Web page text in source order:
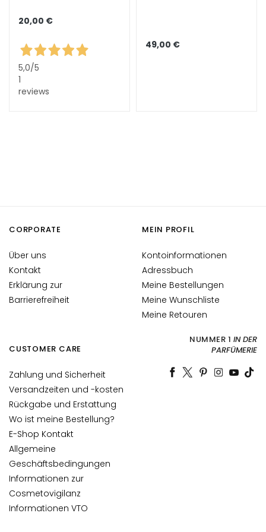
c
e
A
n
t
s
c
h
t
s
e
g
F
e
u
c
h
t
g
k
20,00 €
5,0/5
1
reviews
49,00 €
CORPORATE
Über uns
Kontakt
Erklärung zur
Barrierefreiheit
CUSTOMER CARE
Zahlung und Sicherheit
Versandzeiten und -kosten
Rückgabe und Erstattung
Wo ist meine Bestellung?
E-Shop Kontakt
Allgemeine
Geschäftsbedingungen
Informationen zur
Cosmetovigilanz
Informationen VTO
MEIN PROFIL
Kontoinformationen
Adressbuch
Meine Bestellungen
Meine Wunschliste
Meine Retouren
NUMMER 1 IN DER
PARFÜMERIE